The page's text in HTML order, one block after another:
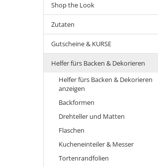
Shop the Look
Zutaten
Gutscheine & KURSE
Helfer fürs Backen & Dekorieren
Helfer fürs Backen & Dekorieren
anzeigen
Backformen
Drehteller und Matten
Flaschen
Kucheneinteiler & Messer
Tortenrandfolien